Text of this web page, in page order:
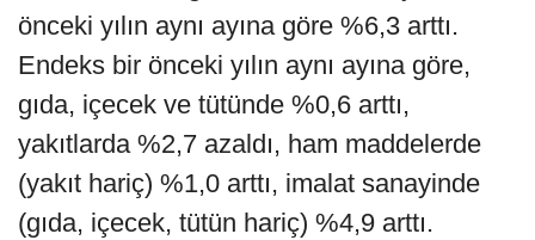
önceki yılın aynı ayına göre %6,3 arttı.
Endeks bir önceki yılın aynı ayına göre,
gıda, içecek ve tütünde %0,6 arttı,
yakıtlarda %2,7 azaldı, ham maddelerde
(yakıt hariç) %1,0 arttı, imalat sanayinde
(gıda, içecek, tütün hariç) %4,9 arttı.